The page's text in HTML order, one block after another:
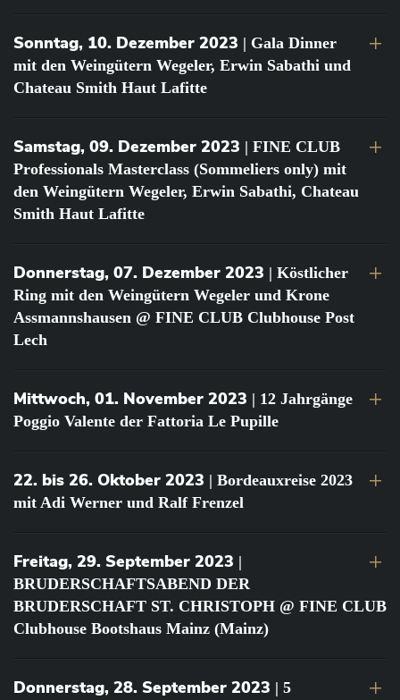
Sonntag, 10. Dezember 2023 | Gala Dinner
mit den Weingütern Wegeler, Erwin Sabathi und
Chateau Smith Haut Lafitte
Samstag, 09. Dezember 2023 | FINE CLUB
Professionals Masterclass (Sommeliers only) mit
den Weingütern Wegeler, Erwin Sabathi, Chateau
Smith Haut Lafitte
Donnerstag, 07. Dezember 2023 | Köstlicher
Ring mit den Weingütern Wegeler und Krone
Assmannshausen @ FINE CLUB Clubhouse Post
Lech
Mittwoch, 01. November 2023 | 12 Jahrgänge
Poggio Valente der Fattoria Le Pupille
22. bis 26. Oktober 2023 | Bordeauxreise 2023
mit Adi Werner und Ralf Frenzel
Freitag, 29. September 2023 |
BRUDERSCHAFTSABEND DER
BRUDERSCHAFT ST. CHRISTOPH @ FINE CLUB
Clubhouse Bootshaus Mainz (Mainz)
Donnerstag, 28. September 2023 | 5